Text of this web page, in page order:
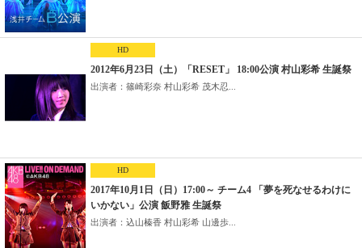
HD
2012年6月23日（土）「RESET」 18:00公演 村山彩希 生誕祭
出演者：篠崎彩奈 村山彩希 茂木忍...
HD
2017年10月1日（日）17:00～ チーム4 「夢を死なせるわけに
いかない」公演 飯野雅 生誕祭
出演者：込山榛香 村山彩希 山邊歩...